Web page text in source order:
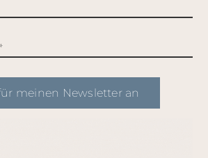
meinen Newsletter an